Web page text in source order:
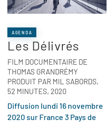
AGENDA
Les Délivrés
FILM DOCUMENTAIRE DE
THOMAS GRANDRÉMY
PRODUIT PAR MIL SABORDS,
52 MINUTES, 2020
Diffusion lundi 16 novembre
2020 sur France 3 Pays de